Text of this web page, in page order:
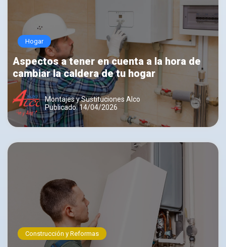
Hogar
Aspectos a tener en cuenta a la hora de
cambiar la caldera de tu hogar
Montajes y Sustituciones Alco
Publicado: 14/04/2026
Construcción y Reformas